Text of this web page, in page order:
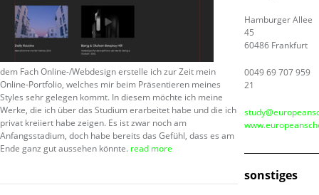
dem Fach Online-/Webdesign erstelle ich zur Zeit mein
Online-Portfolio, welches mir beim Präsentieren meines
Styles sehr gelegen kommt. In diesem möchte ich meine
Werke, die ich über das Studium erarbeitet habe und die ich
privat kreiiert habe zeigen. Es ist zwar noch am
Anfangsstadium, doch habe bereits das Gefühl, dass es am
Ende ganz gut aussehen könnte. read more
Hamburger Allee
45
60486 Frankfurt
0049 69 707 959
21
sonstiges